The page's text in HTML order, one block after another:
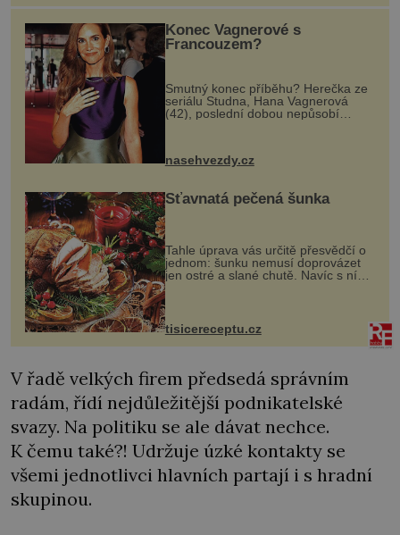
Konec Vagnerové s
Francouzem?
Smutný konec příběhu? Herečka ze
seriálu Studna, Hana Vagnerová
(42), poslední dobou nepůsobí
nasehvezdy.cz
Šťavnatá pečená šunka
Tahle úprava vás určitě přesvědčí o
jednom: šunku nemusí doprovázet
jen ostré a slané chutě. Navíc s ní
nakrmíte poměrně hodně hladových
krků. Ingredience sádlo 3 kg šunky
vcelku 3 stroužky česneku hl...
tisicereceptu.cz
V řadě velkých firem předsedá správním
radám, řídí nejdůležitější podnikatelské
svazy. Na politiku se ale dávat nechce.
K čemu také?! Udržuje úzké kontakty se
všemi jednotlivci hlavních partají i s hradní
skupinou.